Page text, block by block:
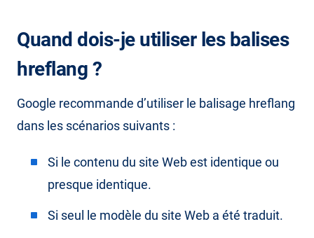
Quand dois-je utiliser les balises
hreflang ?
Google recommande d’utiliser le balisage hreflang
dans les scénarios suivants :
Si le contenu du site Web est identique ou
presque identique.
Si seul le modèle du site Web a été traduit.